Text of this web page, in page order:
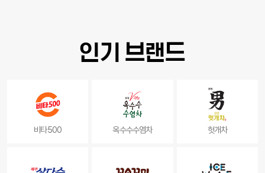
인기 브랜드
비타500 옥수수수염차 헛개차